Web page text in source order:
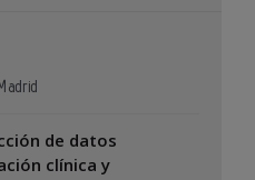
Madrid
de datos
clínica y